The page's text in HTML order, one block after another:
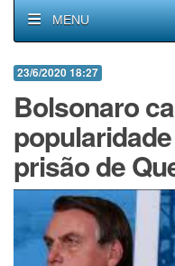
MENU
23/6/2020 18:27
Bolsonaro
prisão de